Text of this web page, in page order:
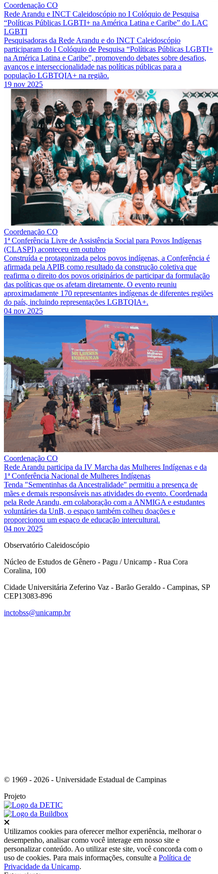
Coordenação CO
Rede Arandu e INCT Caleidoscópio no I Colóquio de Pesquisa
“Políticas Públicas LGBTI+ na América Latina e Caribe” do LAC
LGBTI
Pesquisadoras da Rede Arandu e do INCT Caleidoscópio
participaram do I Colóquio de Pesquisa “Políticas Públicas LGBTI+
na América Latina e Caribe”, promovendo debates sobre desafios,
avanços e interseccionalidade nas políticas públicas para a
população LGBTQIA+ na região.
19 nov 2025
Coordenação CO
1ª Conferência Livre de Assistência Social para Povos Indígenas
(CLASPI) aconteceu em outubro
Construída e protagonizada pelos povos indígenas, a Conferência é
afirmada pela APIB como resultado da construção coletiva que
reafirma o direito dos povos originários de participar da formulação
das políticas que os afetam diretamente. O evento reuniu
aproximadamente 170 representantes indígenas de diferentes regiões
do país, incluindo representações LGBTQIA+.
04 nov 2025
Coordenação CO
Rede Arandu participa da IV Marcha das Mulheres Indígenas e da
1ª Conferência Nacional de Mulheres Indígenas
Tenda "Sementinhas da Ancestralidade" permitiu a presença de
mães e demais responsáveis nas atividades do evento. Coordenada
pela Rede Arandu, em colaboração com a ANMIGA e estudantes
voluntáries da UnB, o espaço também colheu doações e
proporcionou um espaço de educação intercultural.
04 nov 2025
Observatório Caleidoscópio
Núcleo de Estudos de Gênero - Pagu / Unicamp - Rua Cora
Coralina, 100
Cidade Universitária Zeferino Vaz - Barão Geraldo - Campinas, SP
CEP13083-896
inctobss@unicamp.br
© 1969 - 2026 - Universidade Estadual de Campinas
Projeto
Utilizamos cookies para oferecer melhor experiência, melhorar o
desempenho, analisar como você interage em nosso site e
personalizar conteúdo. Ao utilizar este site, você concorda com o
uso de cookies. Para mais informações, consulte a Política de
Privacidade da Unicamp.